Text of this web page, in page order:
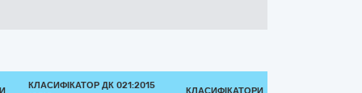
КЛАСИФІКАТОР ДК 021:2015